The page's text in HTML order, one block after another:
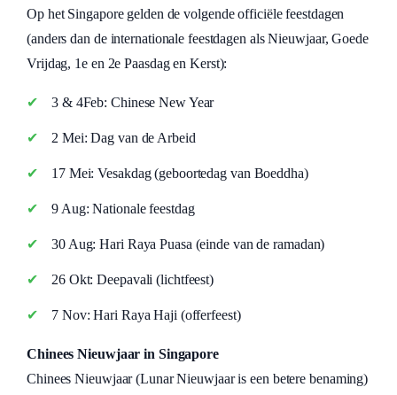
Op het Singapore gelden de volgende officiële feestdagen
(anders dan de internationale feestdagen als Nieuwjaar, Goede
Vrijdag, 1e en 2e Paasdag en Kerst):
3 & 4Feb: Chinese New Year
2 Mei: Dag van de Arbeid
17 Mei: Vesakdag (geboortedag van Boeddha)
9 Aug: Nationale feestdag
30 Aug: Hari Raya Puasa (einde van de ramadan)
26 Okt: Deepavali (lichtfeest)
7 Nov: Hari Raya Haji (offerfeest)
Chinees Nieuwjaar in Singapore
Chinees Nieuwjaar (Lunar Nieuwjaar is een betere benaming)